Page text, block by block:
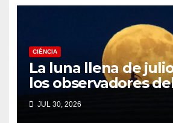
CIÉNCIA
La luna llena de
los observadores
todo el mundo. Aquí
nuestras mejores
JUL 30, 2026